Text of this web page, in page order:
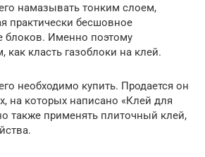
намазывать тонким слоем,
практически бесшовное
блоков. Именно поэтому
как класть газоблоки на клей.
необходимо купить. Продается он
на которых написано «Клей для
также применять плиточный клей,